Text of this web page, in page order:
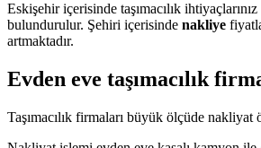
Eskişehir içerisinde taşımacılık
bulundurulur. Şehiri içerisinde nakliye
artmaktadır.
Evden eve taşımacılık
Taşımacılık firmaları büyük ölçüde